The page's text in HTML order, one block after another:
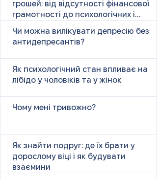
грошей: від відсутності фінансової
грамотності до психологічних і
Чи можна вилікувати депресію без
антидепресантів?
Як психологічний стан впливає на
лібідо у чоловіків та у жінок
Чому мені тривожно?
Як знайти подруг: де їх брати у
дорослому віці і як будувати
взаємини